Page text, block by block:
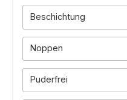
Beschichtung
Noppen
Puderfrei